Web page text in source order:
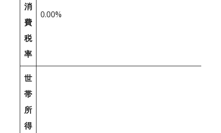
消
費
税
率
0.00%
世
帯
所
得